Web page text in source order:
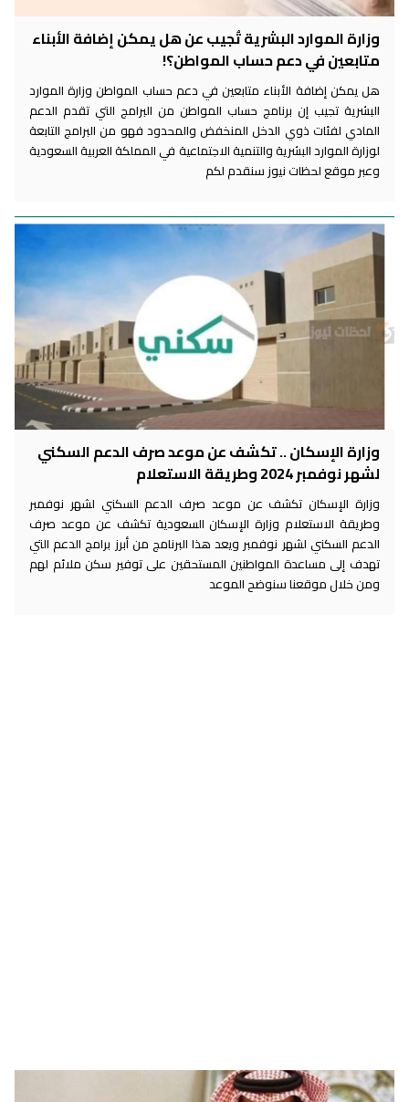
وزارة الموارد البشرية تُجيب عن هل يمكن إضافة الأبناء
متابعين في دعم حساب المواطن؟!
هل يمكن إضافة الأبناء متابعين في دعم حساب المواطن وزارة الموارد
البشرية تجيب إن برنامج حساب المواطن من البرامج التي تقدم الدعم
المادي لفئات ذوي الدخل المنخفض والمحدود فهو من البرامج التابعة
لوزارة الموارد البشرية والتنمية الاجتماعية في المملكة العربية السعودية
وعبر موقع لحظات نيوز سنقدم لكم
وزارة الإسكان .. تكشف عن موعد صرف الدعم السكني
لشهر نوفمبر 2024 وطريقة الاستعلام
وزارة الإسكان تكشف عن موعد صرف الدعم السكني لشهر نوفمبر
وطريقة الاستعلام وزارة الإسكان السعودية تكشف عن موعد صرف
الدعم السكني لشهر نوفمبر ويعد هذا البرنامج من أبرز برامج الدعم التي
تهدف إلى مساعدة المواطنين المستحقين على توفير سكن ملائم لهم
ومن خلال موقعنا سنوضح الموعد